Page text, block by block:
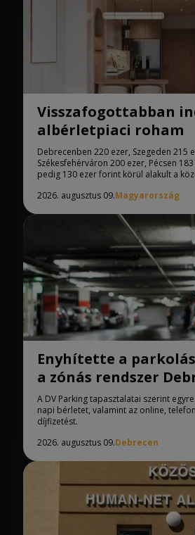
Visszafogottabban
albérletpiaci roham
Debrecenben 220 ezer, Szegeden 215
Székesfehérváron 200 ezer, Pécsen
pedig 130 ezer forint körül alakult a
2026. augusztus 09.Magyarország
Enyhítette a
a zónás rendszer
A DV Parking tapasztalatai szerint
napi bérletet, valamint az online,
díjfizetést.
2026. augusztus 09.Debrecen